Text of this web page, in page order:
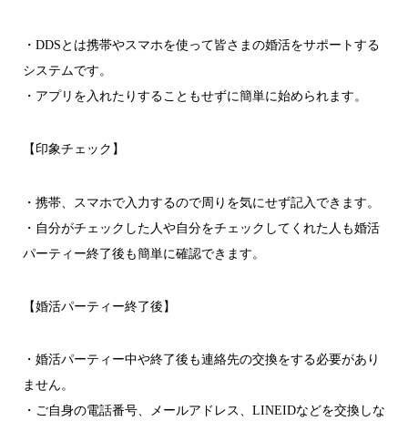
・DDSとは携帯やスマホを使って皆さまの婚活をサポートする
システムです。
・アプリを入れたりすることもせずに簡単に始められます。
【印象チェック】
・携帯、スマホで入力するので周りを気にせず記入できます。
・自分がチェックした人や自分をチェックしてくれた人も婚活
パーティー終了後も簡単に確認できます。
【婚活パーティー終了後】
・婚活パーティー中や終了後も連絡先の交換をする必要があり
ません。
・ご自身の電話番号、メールアドレス、LINEIDなどを交換しな